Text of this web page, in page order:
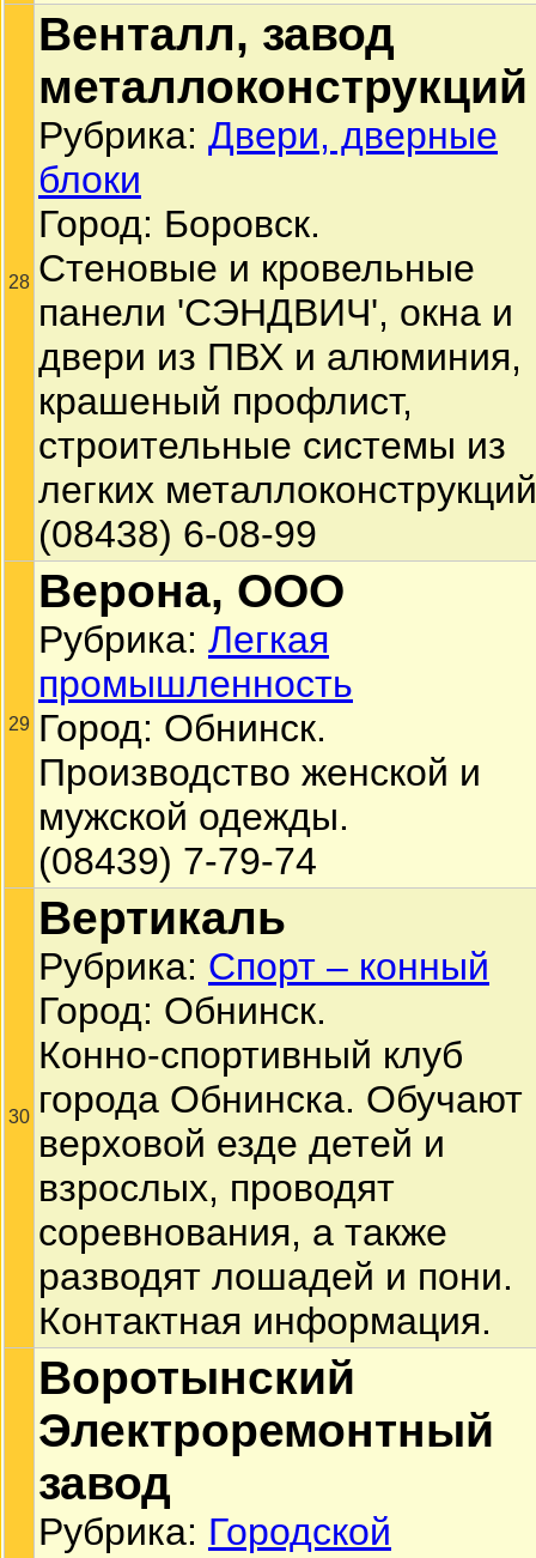
28
Венталл, завод
металлоконструкций
Рубрика: Двери, дверные
блоки
Город: Боровск.
Стеновые и кровельные
панели 'СЭНДВИЧ', окна и
двери из ПВХ и алюминия,
крашеный профлист,
строительные системы из
легких
(08438) 6-08-99
29
Верона, ООО
Рубрика: Легкая
промышленность
Город: Обнинск.
Производство женской и
мужской одежды.
(08439) 7-79-74
30
Вертикаль
Рубрика: Спорт – конный
Город: Обнинск.
Конно-спортивный клуб
города Обнинска. Обучают
верховой езде детей и
взрослых, проводят
соревнования, а также
разводят лошадей и пони.
Контактная информация.
Воротынский
Электроремонтный
завод
Рубрика: Городской